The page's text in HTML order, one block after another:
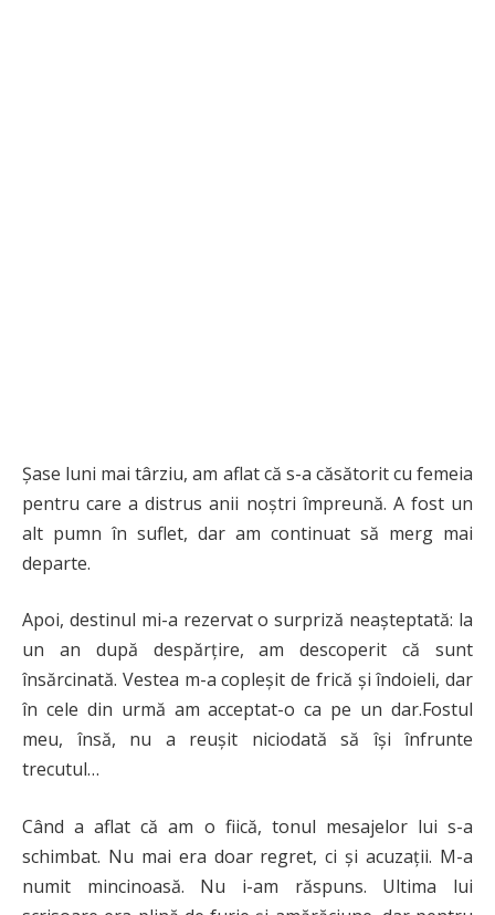
Șase luni mai târziu, am aflat că s-a căsătorit cu femeia
pentru care a distrus anii noștri împreună. A fost un
alt pumn în suflet, dar am continuat să merg mai
departe.
Apoi, destinul mi-a rezervat o surpriză neașteptată: la
un an după despărțire, am descoperit că sunt
însărcinată. Vestea m-a copleșit de frică și îndoieli, dar
în cele din urmă am acceptat-o ca pe un dar.Fostul
meu, însă, nu a reușit niciodată să își înfrunte
trecutul…
Când a aflat că am o fiică, tonul mesajelor lui s-a
schimbat. Nu mai era doar regret, ci și acuzații. M-a
numit mincinoasă. Nu i-am răspuns. Ultima lui